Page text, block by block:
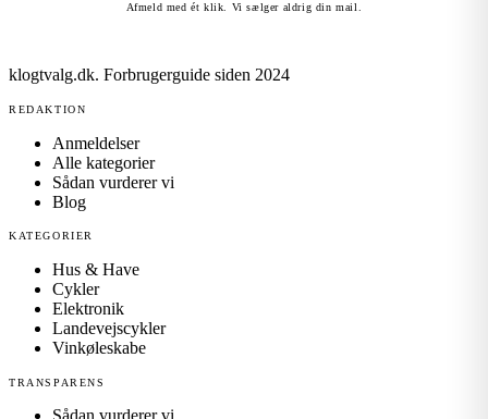
Afmeld med ét klik. Vi sælger aldrig din mail.
klogtvalg.dk. Forbrugerguide siden 2024
REDAKTION
Anmeldelser
Alle kategorier
Sådan vurderer vi
Blog
KATEGORIER
Hus & Have
Cykler
Elektronik
Landevejscykler
Vinkøleskabe
TRANSPARENS